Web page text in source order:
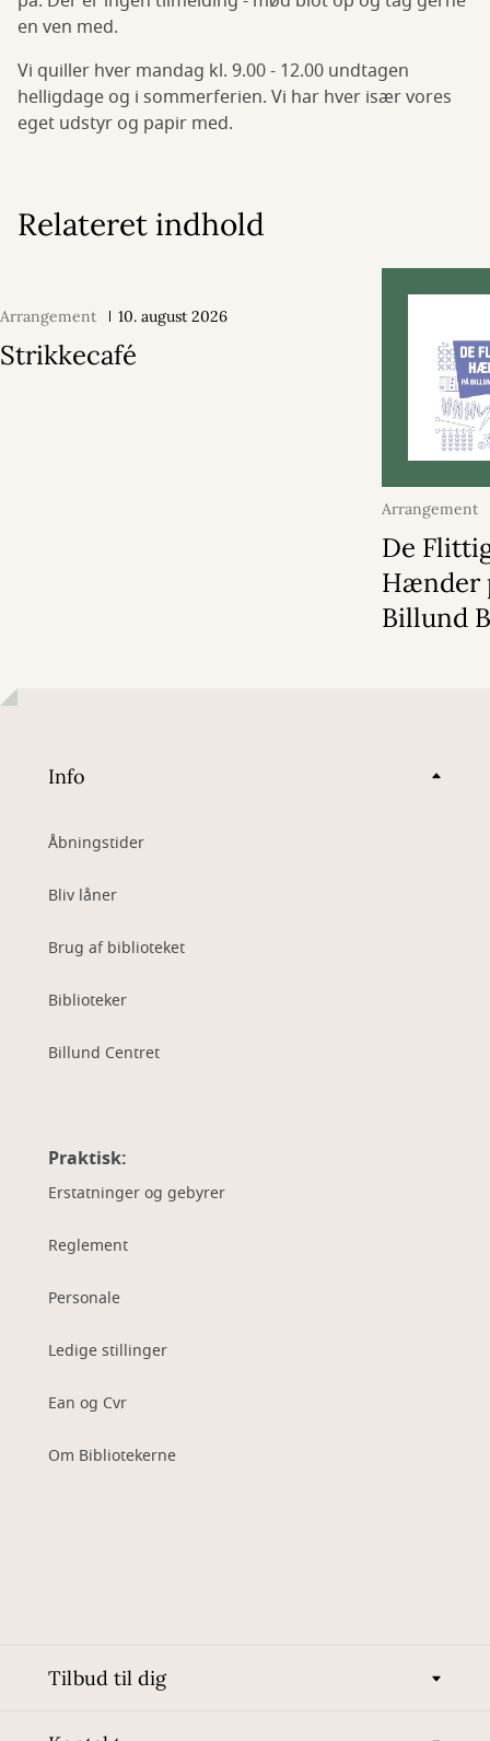
en ven med.
Vi quiller hver mandag kl. 9.00 - 12.00 undtagen
helligdage og i sommerferien. Vi har hver især vores
eget udstyr og papir med.
Relateret indhold
Arrangement 10. august 2026
Strikkecafé
Arrangement
2026
De
Hænder
Billund
Info
Åbningstider
Bliv låner
Brug af biblioteket
Biblioteker
Billund Centret
Praktisk:
Erstatninger og gebyrer
Reglement
Personale
Ledige stillinger
Ean og Cvr
Om Bibliotekerne
Tilbud til dig